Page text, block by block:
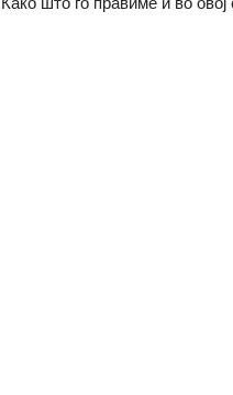
Со почит